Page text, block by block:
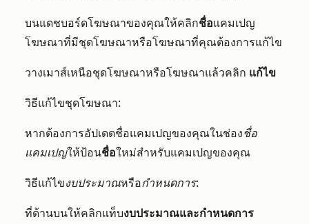
บนแดชบอร์ดโฆษณาของคุณให้คลิกชื่อแคมเปญ
โฆษณาที่มีชุดโฆษณาหรือโฆษณาที่คุณต้องการแก้ไข
วางเมาส์เหนือชุดโฆษณาหรือโฆษณาแล้วคลิก แก้ไข
วิธีแก้ไขชุดโฆษณา:
หากต้องการอัปเดตชื่อแคมเปญของคุณในช่องชื่อ
แคมเปญให้ป้อนชื่อใหม่สำหรับแคมเปญของคุณ
วิธีแก้ไขงบประมาณหรือกำหนดการ:
ที่ด้านบนให้คลิกแท็บงบประมาณและกำหนดการ